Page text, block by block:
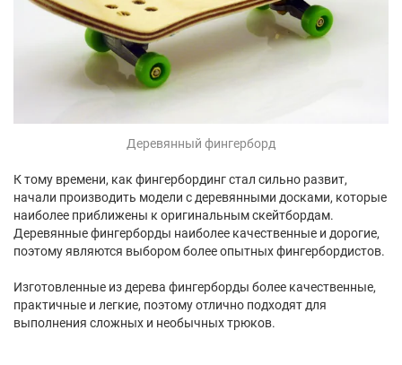
Деревянный фингерборд
К тому времени, как фингербординг стал сильно развит,
начали производить модели с деревянными досками, которые
наиболее приближены к оригинальным скейтбордам.
Деревянные фингерборды наиболее качественные и дорогие,
поэтому являются выбором более опытных фингербордистов.
Изготовленные из дерева фингерборды более качественные,
практичные и легкие, поэтому отлично подходят для
выполнения сложных и необычных трюков.